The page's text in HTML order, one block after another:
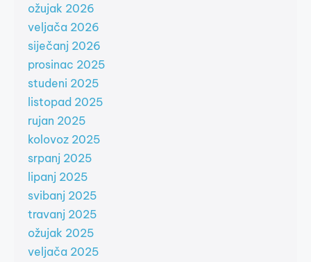
ožujak 2026
veljača 2026
siječanj 2026
prosinac 2025
studeni 2025
listopad 2025
rujan 2025
kolovoz 2025
srpanj 2025
lipanj 2025
svibanj 2025
travanj 2025
ožujak 2025
veljača 2025